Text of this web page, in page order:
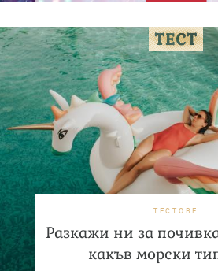
ТЕСТОВЕ
Разкажи ни за
какъв морски